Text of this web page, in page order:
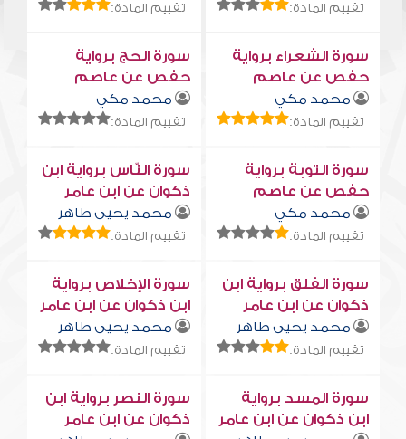
تقييم المادة: تقييم المادة:
سورة الشعراء برواية
حفص عن عاصم
محمد مكي
تقييم المادة:
سورة الحج برواية
حفص عن عاصم
محمد مكي
تقييم المادة:
سورة التوبة برواية
حفص عن عاصم
محمد مكي
تقييم المادة:
سورة النّاس برواية ابن
ذكوان عن ابن عامر
محمد يحيى طاهر
تقييم المادة:
سورة الفلق برواية ابن
ذكوان عن ابن عامر
محمد يحيى طاهر
تقييم المادة:
سورة الإخلاص برواية
ابن ذكوان عن ابن عامر
محمد يحيى طاهر
تقييم المادة:
سورة المسد برواية
ابن ذكوان عن ابن عامر
سورة النصر برواية ابن
ذكوان عن ابن عامر